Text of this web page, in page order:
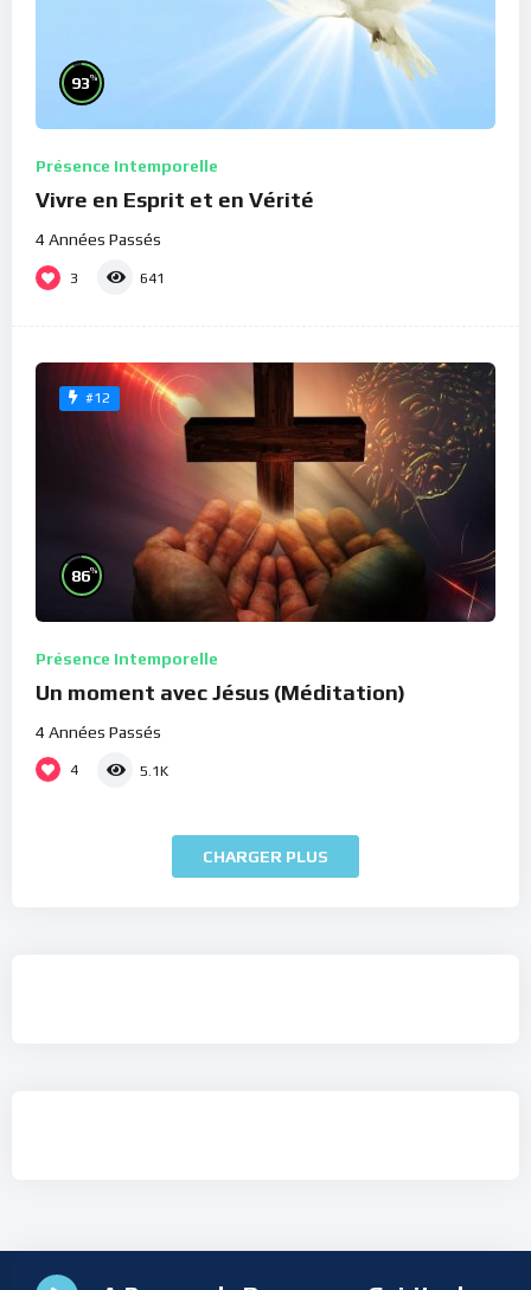
93%
Présence Intemporelle
Vivre en Esprit et en Vérité
4 Années Passés
3 641
#12
86%
Présence Intemporelle
Un moment avec Jésus (Méditation)
4 Années Passés
4 5.1K
CHARGER PLUS